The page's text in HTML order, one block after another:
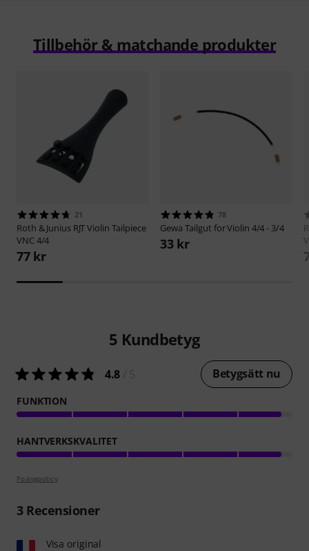
Tillbehör & matchande produkter
21
Roth & Junius RJT Violin Tailpiece
VNC 4/4
77 kr
78
Gewa Tailgut for Violin 4/4 - 3/4
33 kr
5 Kundbetyg
4.8 Betygsätt nu
FUNKTION
HANTVERKSKVALITET
Poängpolicy
3Recensioner
Visa original